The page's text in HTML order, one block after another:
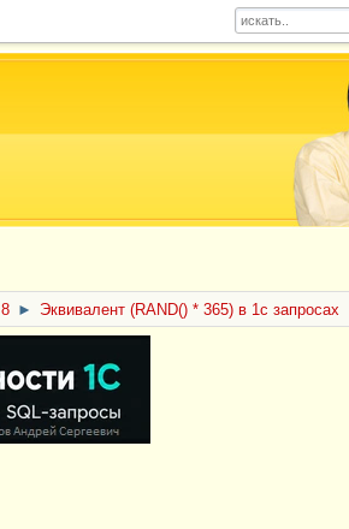
► Эквивалент (RAND() * 365) в 1с запросах